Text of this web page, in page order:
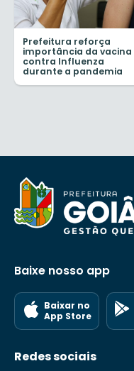
Prefeitura reforça
importância da vacina
contra Influenza
durante a pandemia
Baixe nosso app
Baixar no
App Store
Redes sociais